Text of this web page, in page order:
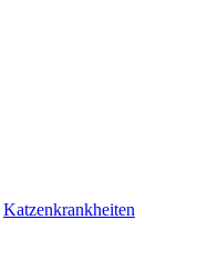
Katzenkrankheiten